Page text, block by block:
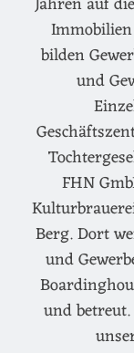
bilden
und
FHN
Berg. Dort
und
und